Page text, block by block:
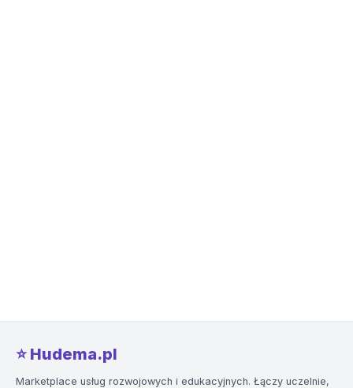
⭐️ Hudema.pl
Marketplace usług rozwojowych i edukacyjnych. Łączy uczelnie,